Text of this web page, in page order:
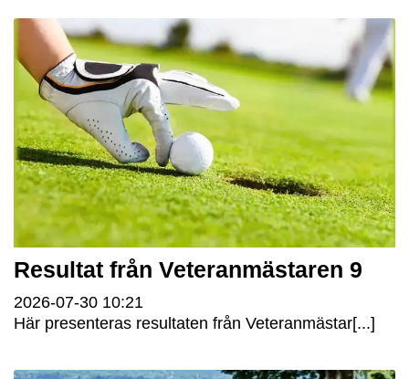
Resultat från Veteranmästaren 9
2026-07-30 10:21
Här presenteras resultaten från Veteranmästar[...]